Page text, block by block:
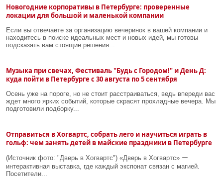
Новогодние корпоративы в Петербурге: проверенные
локации для большой и маленькой компании
Если вы отвечаете за организацию вечеринок в вашей компании и
находитесь в поиске идеальных мест и новых идей, мы готовы
подсказать вам стоящие решения...
Музыка при свечах, Фестиваль "Будь с Городом!" и День Д:
куда пойти в Петербурге с 30 августа по 5 сентября
Осень уже на пороге, но не стоит расстраиваться, ведь впереди вас
ждет много ярких событий, которые скрасят прохладные вечера. Мы
подготовили подборку...
Отправиться в Хогвартс, собрать лего и научиться играть в
гольф: чем занять детей в майские праздники в Петербурге
(Источник фото: "Дверь в Хогвартс") «Дверь в Хогвартс» ー
интерактивная выставка, где каждый экспонат связан с магией.
Посетители...